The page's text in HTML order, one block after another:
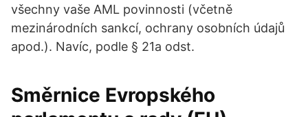
všechny vaše AML povinnosti (včetně
mezinárodních sankcí, ochrany osobních údajů
apod.). Navíc, podle § 21a odst.
Směrnice Evropského